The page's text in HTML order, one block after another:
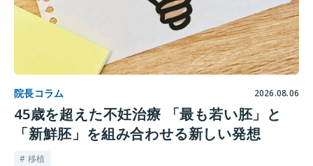
院長コラム 2026.08.06
45歳を超えた不妊治療 「最も若い胚」と
「新鮮胚」を組み合わせる新しい発想
# 移植